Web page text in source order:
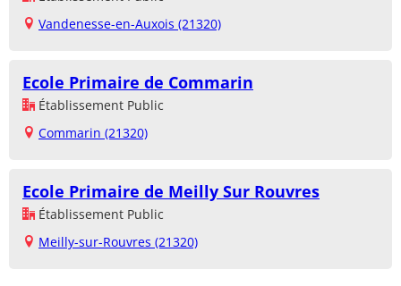
Vandenesse-en-Auxois (21320)
Ecole Primaire de Commarin
Établissement Public
Commarin (21320)
Ecole Primaire de Meilly Sur Rouvres
Établissement Public
Meilly-sur-Rouvres (21320)